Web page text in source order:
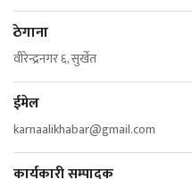
ठेगाना
वीरेन्द्रनगर ६, सुर्खेत
ईमेल
karnaalikhabar@gmail.com
कार्यकारी सम्पादक